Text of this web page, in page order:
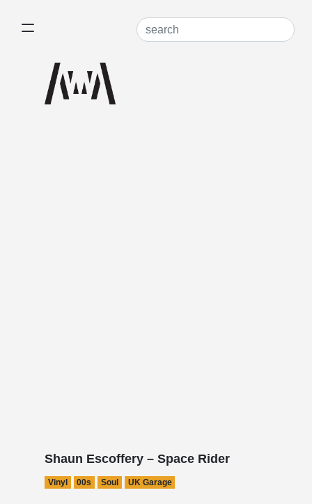
Shaun Escoffery – Space Rider
Vinyl 00s Soul UK Garage